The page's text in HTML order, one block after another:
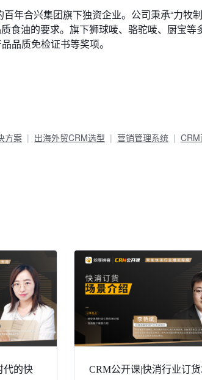
年合兴集团旗下独资企业。公司秉承“力牧
食油的要求。旗下狮球唛、骆驼唛、厨宝等
品质免检证书等奖项。
方案 出海外贸CRM选型 营销管理系统
代的快
CRM公开课|快消行业订